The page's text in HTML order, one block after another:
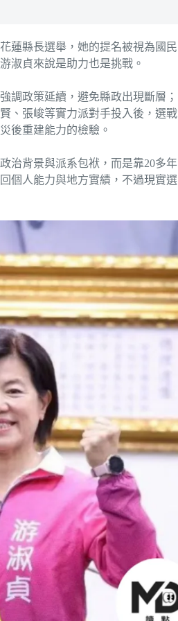
蓮縣長選舉，她的提名被視為國民
淑貞來說是助力也是挑戰。
調政策延續，避免縣政出現斷層；
、張峻等實力派對手投入後，選戰
後重建能力的檢驗。
治背景與派系包袱，而是靠20多年
個人能力與地方實績，不過現實選